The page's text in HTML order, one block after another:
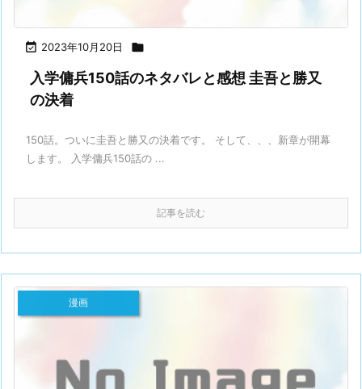
 2023年10月20日 
入学傭兵150話のネタバレと感想 圭吾と勝又
の決着
150話。ついに圭吾と勝又の決着です。 そして、、、新章が開幕
します。 入学傭兵150話の ...
記事を読む
漫画